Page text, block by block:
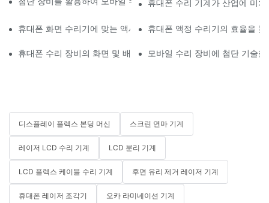
휴대폰 수리 기계가 산업에 미
휴대폰 화면 수리기에 맞는 액세서리 선택하기휴대폰 액정 수리기의 효율을 높
휴대폰 수리 장비의 화면 및 배터리 교체 적용 분야
모바일 수리 장비에 첨단 기술
디스플레이 플렉스 본딩 머신 스크린 연마 기계
레이저 LCD 수리 기계 LCD 분리 기계
LCD 플렉스 케이블 수리 기계 후면 유리 제거 레이저 기계
휴대폰 레이저 조각기 오카 라미네이션 기계